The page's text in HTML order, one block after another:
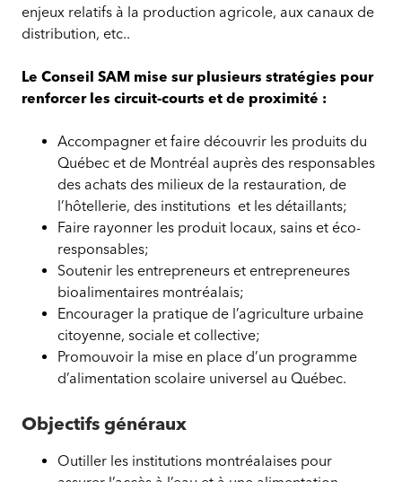
enjeux relatifs à la production agricole, aux canaux de
distribution, etc..
Le Conseil SAM mise sur plusieurs stratégies pour
renforcer les circuit-courts et de proximité :
Accompagner et faire découvrir les produits du
Québec et de Montréal auprès des responsables
des achats des milieux de la restauration, de
l’hôtellerie, des institutions et les détaillants;
Faire rayonner les produit locaux, sains et éco-
responsables;
Soutenir les entrepreneurs et entrepreneures
bioalimentaires montréalais;
Encourager la pratique de l’agriculture urbaine
citoyenne, sociale et collective;
Promouvoir la mise en place d’un programme
d’alimentation scolaire universel au Québec.
Objectifs généraux
Outiller les institutions montréalaises pour